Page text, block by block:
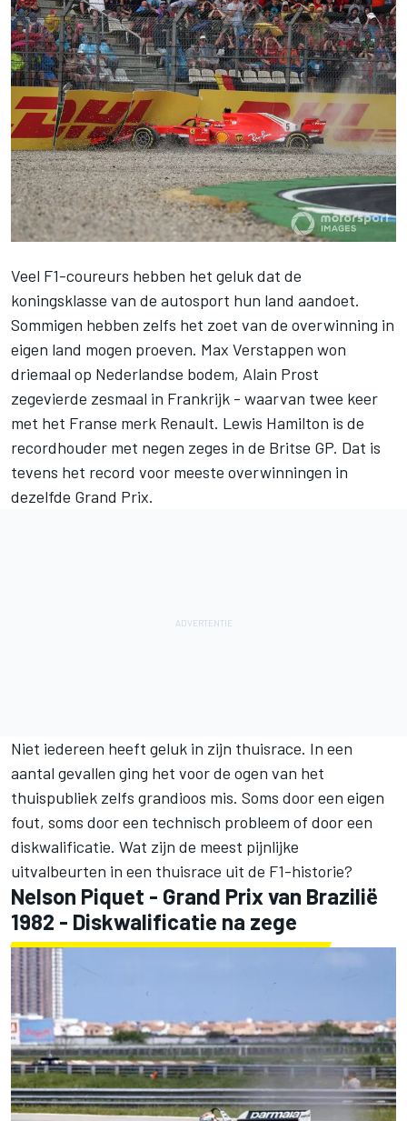
Veel F1-coureurs hebben het geluk dat de
koningsklasse van de autosport hun land aandoet.
Sommigen hebben zelfs het zoet van de overwinning in
eigen land mogen proeven. Max Verstappen won
driemaal op Nederlandse bodem, Alain Prost
zegevierde zesmaal in Frankrijk - waarvan twee keer
met het Franse merk Renault. Lewis Hamilton is de
recordhouder met negen zeges in de Britse GP. Dat is
tevens het record voor meeste overwinningen in
dezelfde Grand Prix.
Niet iedereen heeft geluk in zijn thuisrace. In een
aantal gevallen ging het voor de ogen van het
thuispubliek zelfs grandioos mis. Soms door een eigen
fout, soms door een technisch probleem of door een
diskwalificatie. Wat zijn de meest pijnlijke
uitvalbeurten in een thuisrace uit de F1-historie?
Nelson Piquet - Grand Prix van Brazilië
1982 - Diskwalificatie na zege